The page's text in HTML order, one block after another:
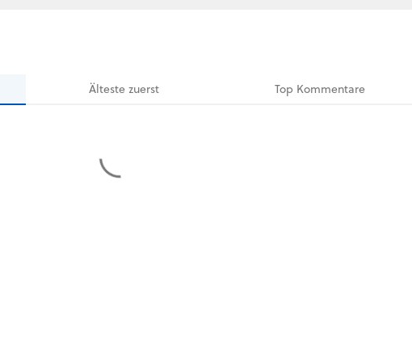
Ältestezuerst Top Kommentare